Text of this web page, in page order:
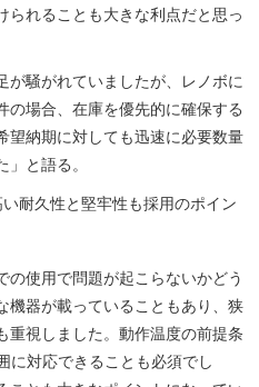
られることも大きな利点だと思っ
騒がれていましたが、レノボに
の場合、在庫を優先的に確保する
望納期に対しても迅速に必要数量
と語る。
耐久性と堅牢性も採用のポイン
の使用で問題が起こらないかどう
機器が載っていることもあり、狭
重視しました。動作温度の前提条
対応できることも必須でし